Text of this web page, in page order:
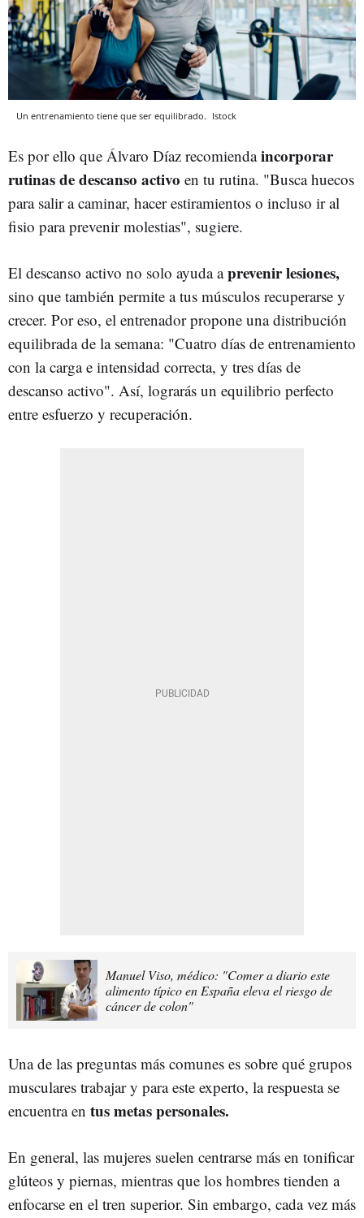
Un entrenamiento tiene que ser equilibrado. Istock
Es por ello que Álvaro Díaz recomiendaincorporar
rutinas de descanso activo en tu rutina. "Busca huecos
para salir a caminar, hacer estiramientos o incluso ir al
fisio para prevenir molestias", sugiere.
El descanso activo no solo ayuda aprevenir lesiones,
sino que también permite a tus músculos recuperarse y
crecer. Por eso, el entrenador propone una distribución
equilibrada de la semana: "Cuatro días de entrenamiento
con la carga e intensidad correcta, y tres días de
descanso activo". Así, lograrás un equilibrio perfecto
entre esfuerzo y recuperación.
Manuel Viso, médico: "Comer a diario este
alimento típico en España eleva el riesgo de
cáncer de colon"
Una de las preguntas más comunes es sobre qué grupos
musculares trabajar y para este experto, la respuesta se
encuentra en tus metas personales.
En general, las mujeres suelen centrarse más en tonificar
glúteos y piernas, mientras que los hombres tienden a
enfocarse en el tren superior. Sin embargo, cada vez más